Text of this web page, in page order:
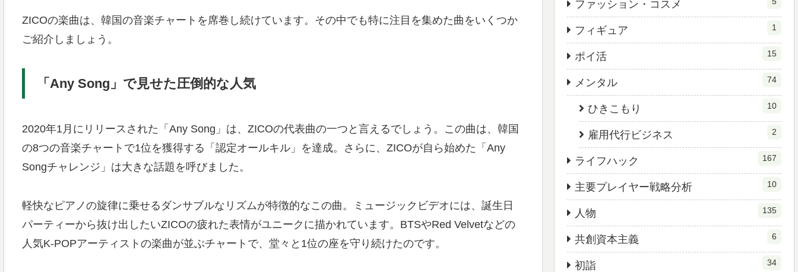
ZICOの楽曲は、韓国の音楽チャートを席巻し続けています。その中でも特に注目を集めた曲をいくつか
ご紹介しましょう。
「Any Song」で見せた圧倒的な人気
2020年1月にリリースされた「Any Song」は、ZICOの代表曲の一つと言えるでしょう。この曲は、韓国
の8つの音楽チャートで1位を獲得する「認定オールキル」を達成。さらに、ZICOが自ら始めた「Any
Songチャレンジ」は大きな話題を呼びました。
軽快なピアノの旋律に乗せるダンサブルなリズムが特徴的なこの曲。ミュージックビデオには、誕生日
パーティーから抜け出したいZICOの疲れた表情がユニークに描かれています。BTSやRed Velvetなどの
人気K-POPアーティストの楽曲が並ぶチャートで、堂々と1位の座を守り続けたのです。
ファッション・コスメ
フィギュア 1
ポイ活 15
メンタル 74
ひきこもり 10
雇用代行ビジネス 2
ライフハック 167
主要プレイヤー戦略分析 10
人物 135
共創資本主義 6
初詣 34